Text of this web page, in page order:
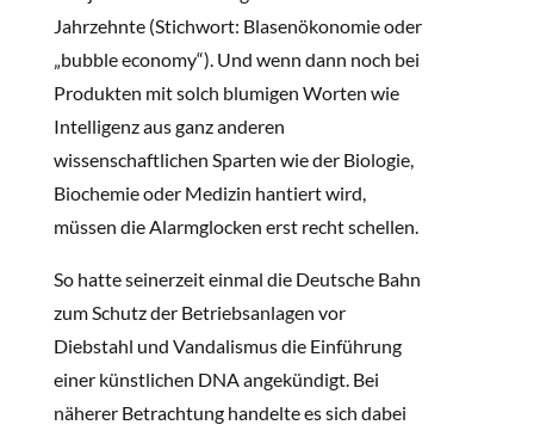
Jahrzehnte (Stichwort: Blasenökonomie oder
„bubble economy“). Und wenn dann noch bei
Produkten mit solch blumigen Worten wie
Intelligenz aus ganz anderen
wissenschaftlichen Sparten wie der Biologie,
Biochemie oder Medizin hantiert wird,
müssen die Alarmglocken erst recht schellen.
So hatte seinerzeit einmal die Deutsche Bahn
zum Schutz der Betriebsanlagen vor
Diebstahl und Vandalismus die Einführung
einer künstlichen DNA angekündigt. Bei
näherer Betrachtung handelte es sich dabei